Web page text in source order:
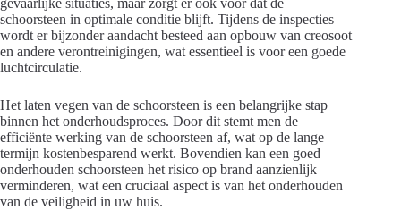
schoorsteen in optimale conditie blijft. Tijdens de inspecties
wordt er bijzonder aandacht besteed aan opbouw van creosoot
en andere verontreinigingen, wat essentieel is voor een goede
luchtcirculatie.
Het laten vegen van de schoorsteen is een belangrijke stap
binnen het onderhoudsproces. Door dit stemt men de
efficiënte werking van de schoorsteen af, wat op de lange
termijn kostenbesparend werkt. Bovendien kan een goed
onderhouden schoorsteen het risico op brand aanzienlijk
verminderen, wat een cruciaal aspect is van het onderhouden
van de veiligheid in uw huis.